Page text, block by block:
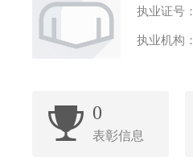
执业证号：
执业机构：
0
表彰信息